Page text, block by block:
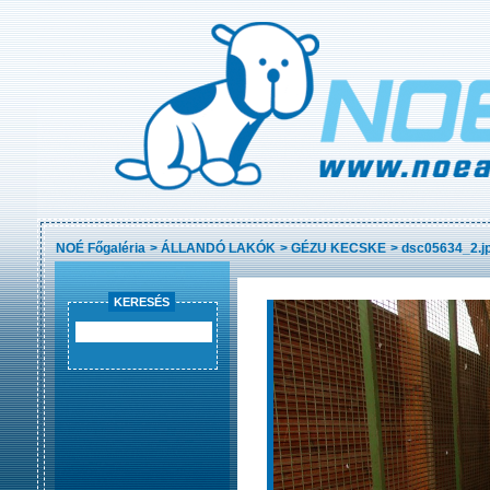
NOÉ Főgaléria >ÁLLANDÓ LAKÓK >GÉZU KECSKE >
KERESÉS